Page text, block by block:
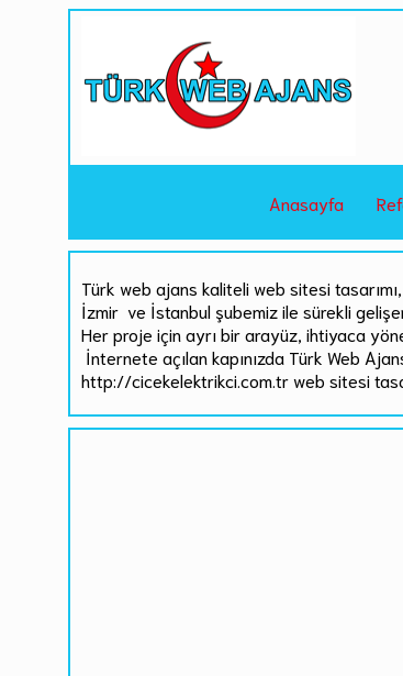
Anasayfa
Türk web ajans kaliteli web sitesi
İzmir ve İstanbul şubemiz ile sürekli
Her proje için ayrı bir arayüz, ihtiyaca
İnternete açılan kapınızda Türk Web
http://cicekelektrikci.com.tr web sitesi